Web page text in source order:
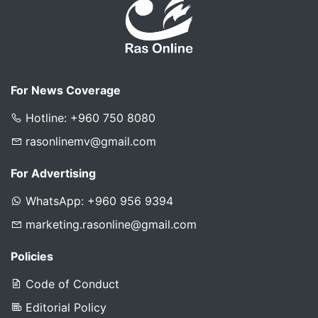
For News Coverage
Hotline: +960 750 8080
rasonlinemv@gmail.com
For Advertising
WhatsApp: +960 956 9394
marketing.rasonline@gmail.com
Policies
Code of Conduct
Editorial Policy